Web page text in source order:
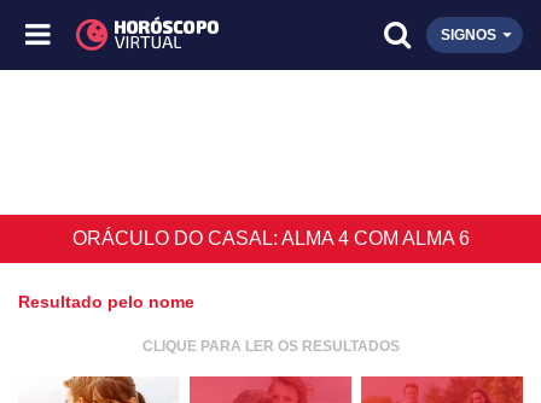
SIGNOS
ORÁCULO DO CASAL: ALMA 4 COM ALMA 6
Resultado pelo nome
CLIQUE PARA LER OS RESULTADOS